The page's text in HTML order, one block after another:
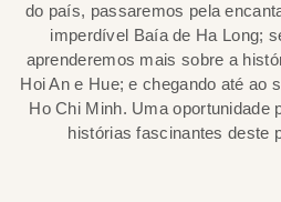
do país, passaremos pela
imperdível Baía de Ha Long;
aprenderemos mais sobre a
Hoi An e Hue; e chegando até ao
Ho Chi Minh. Uma oportunidade
histórias fascinantes deste